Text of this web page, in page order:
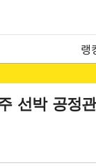
랭
선박 공정